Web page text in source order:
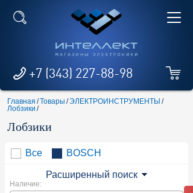
+7 (343) 227-88-98
Главная /Товары /ЭЛЕКТРОИНСТРУМЕНТЫ /
Лобзики /
Лобзики
Все BOSCH
Расширенный поиск
Наличие: